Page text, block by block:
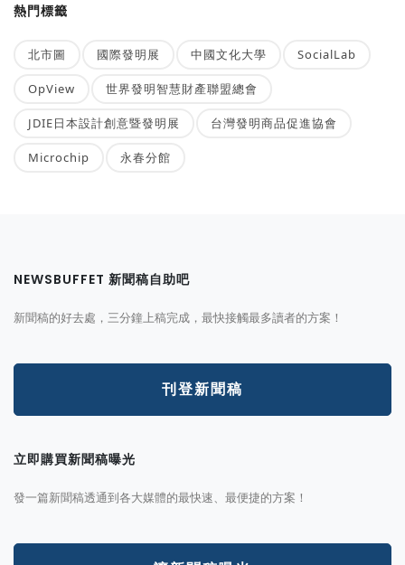
熱門標籤
北市圖 國際發明展 中國文化大學 SocialLab
OpView 世界發明智慧財產聯盟總會
JDIE日本設計創意暨發明展 台灣發明商品促進協會
Microchip 永春分館
NEWSBUFFET 新聞稿自助吧
新聞稿的好去處，三分鐘上稿完成，最快接觸最多讀者的方案！
刊登新聞稿
立即購買新聞稿曝光
發一篇新聞稿透通到各大媒體的最快速、最便捷的方案！